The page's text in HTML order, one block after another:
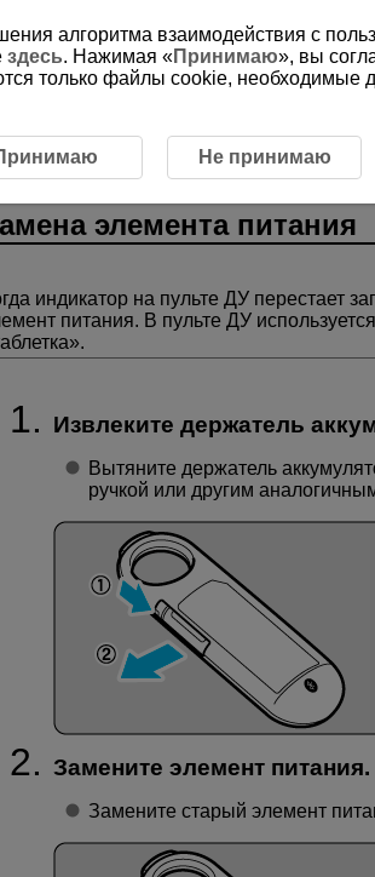
E2
элемента питания
индикатор на пульте ДУ перестает
питания. В пульте ДУ
Извлеките держатель
Вытяните держатель
ручкой или другим
Замените элемент питания.
Замените старый элемент
алгоритма взаимодействия с
здесь. Нажимая «Принимаю», вы
только файлы cookie, необходимые
Не принимаю